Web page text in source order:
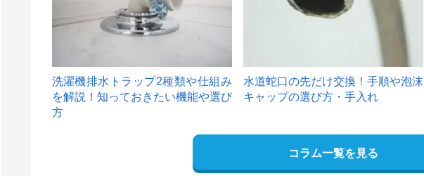
洗濯機排水トラップ2種類や仕組み
を解説！知っておきたい機能や選び
方
水道蛇口の先だけ交換！手順や泡沫
キャップの選び方・手入れ
コラム一覧を見る